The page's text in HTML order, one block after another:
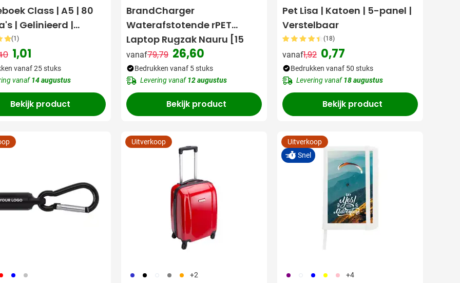
Class | A5 | 80
| Gelinieerd |
(1)
Normale prijs
1,01
vanaf 25 stuks
vanaf14 augustus
Bekijk product
BrandCharger
Waterafstotende rPET
Laptop Rugzak Nauru [15
inch]
vanaf
Normale prijs
79,79
Speciale prijs
26,60
Bedrukken vanaf 5 stuks
Levering vanaf12 augustus
Bekijk product
Pet Lisa | Katoen | 5-panel |
Verstelbaar
(18)
vanaf
Normale prijs
1,92 0,77
Bedrukken vanaf 50 stuks
Levering vanaf18 augustus
Bekijk product
948 032 023 001 002 003 007 +2
Uitverkoop
024 002 005 006 017 +4
Uitverkoop
Snel